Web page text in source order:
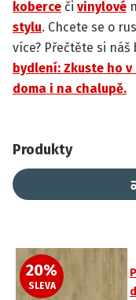
koberce či vinylové
stylu. Chcete se o
více? Přečtěte si náš
bydlení: Zkuste ho
doma i na chalupě.
Produkty
20%
SLEVA